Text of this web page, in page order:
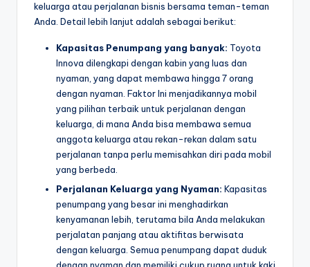
keluarga atau perjalanan bisnis bersama teman-teman
Anda. Detail lebih lanjut adalah sebagai berikut:
Kapasitas Penumpang yang banyak: Toyota
Innova dilengkapi dengan kabin yang luas dan
nyaman, yang dapat membawa hingga 7 orang
dengan nyaman. Faktor Ini menjadikannya mobil
yang pilihan terbaik untuk perjalanan dengan
keluarga, di mana Anda bisa membawa semua
anggota keluarga atau rekan-rekan dalam satu
perjalanan tanpa perlu memisahkan diri pada mobil
yang berbeda.
Perjalanan Keluarga yang Nyaman: Kapasitas
penumpang yang besar ini menghadirkan
kenyamanan lebih, terutama bila Anda melakukan
perjalatan panjang atau aktifitas berwisata
dengan keluarga. Semua penumpang dapat duduk
dengan nyaman dan memiliki cukup ruang untuk kaki